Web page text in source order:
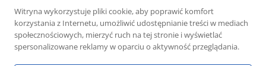
X
(Twitter)
Witryna wykorzystuje pliki cookie, aby poprawić komfort
korzystania z Internetu, umożliwić udostępnianie treści w mediach
społecznościowych, mierzyć ruch na tej stronie i wyświetlać
spersonalizowane reklamy w oparciu o aktywność przeglądania.